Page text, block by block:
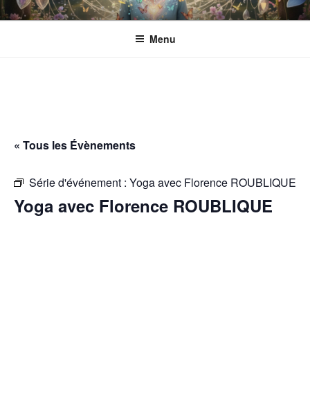
Aller
au
ESPACE ECLOSION
Gérée par l'Association CANTACORDA. L'association s’implique pour
une meilleure inclusion sociale et culturelle des personnes en situation
Menu
« Tous les Évènements
Série d'événement : Yoga avec Florence ROUBLIQUE
Yoga avec Florence ROUBLIQUE